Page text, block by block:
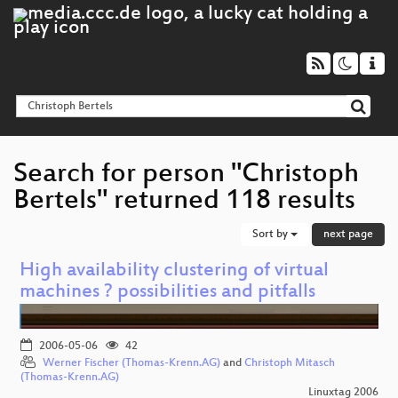
Search for person "Christoph
Bertels" returned 118 results
Sort by next page
High availability clustering of virtual
machines ? possibilities and pitfalls
2006-05-06
42
Werner Fischer (Thomas-Krenn.AG) and Christoph Mitasch
(Thomas-Krenn.AG)
Linuxtag 2006